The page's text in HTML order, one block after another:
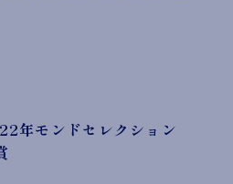
年モンドセレクション